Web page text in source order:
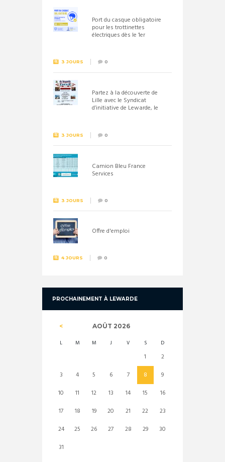
Port du casque obligatoire
pour les trottinettes
électriques dès le 1er
3 JOURS 0
Partez à la découverte de
Lille avec le Syndicat
d’initiative de Lewarde, le
3 JOURS 0
Camion Bleu France
Services
3 JOURS 0
Offre d'emploi
4 JOURS 0
PROCHAINEMENT À LEWARDE
AOÛT 2026
L M M J V S D
1
2
3
4 5 6 7 8
9
10
11 12 13 14 15
16
17
18 19 20 21 22
23
24
25 26 27 28 29
30
31